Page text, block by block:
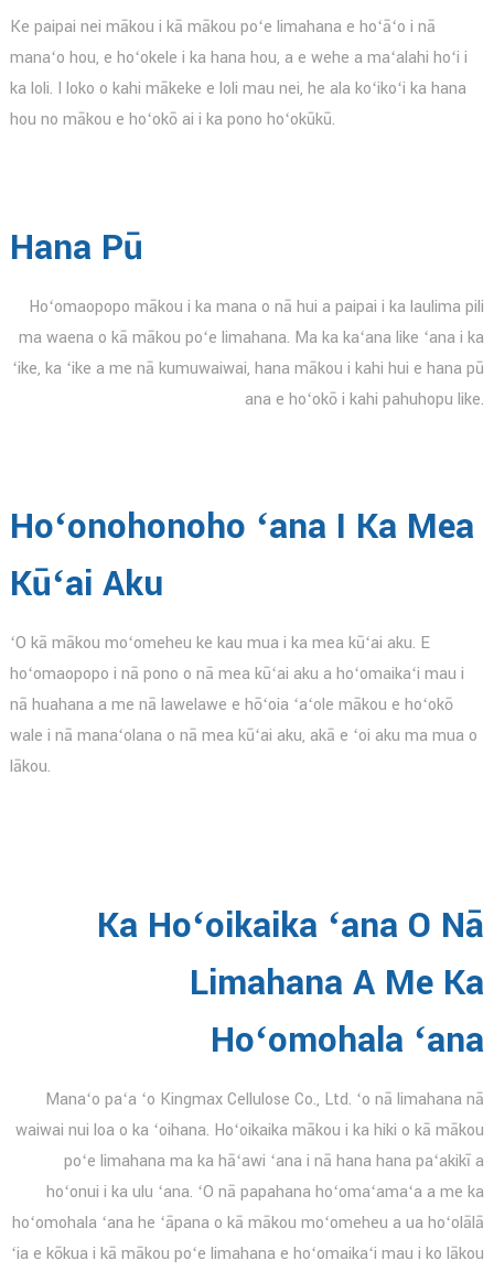
Ke paipai nei mākou i kā mākou poʻe limahana e hoʻāʻo i nā
manaʻo hou, e hoʻokele i ka hana hou, a e wehe a maʻalahi hoʻi i
ka loli. I loko o kahi mākeke e loli mau nei, he ala koʻikoʻi ka hana
hou no mākou e hoʻokō ai i ka pono hoʻokūkū.
Hana Pū
Hoʻomaopopo mākou i ka mana o nā hui a paipai i ka laulima pili
ma waena o kā mākou poʻe limahana. Ma ka kaʻana like ʻana i ka
ʻike, ka ʻike a me nā kumuwaiwai, hana mākou i kahi hui e hana pū
ana e hoʻokō i kahi pahuhopu like.
Hoʻonohonoho ʻana I Ka Mea
Kūʻai Aku
ʻO kā mākou moʻomeheu ke kau mua i ka mea kūʻai aku. E
hoʻomaopopo i nā pono o nā mea kūʻai aku a hoʻomaikaʻi mau i
nā huahana a me nā lawelawe e hōʻoia ʻaʻole mākou e hoʻokō
wale i nā manaʻolana o nā mea kūʻai aku, akā e ʻoi aku ma mua o
lākou.
Ka Hoʻoikaika ʻana O Nā
Limahana A Me Ka
Hoʻomohala ʻana
Manaʻo paʻa ʻo Kingmax Cellulose Co., Ltd. ʻo nā limahana nā
waiwai nui loa o ka ʻoihana. Hoʻoikaika mākou i ka hiki o kā mākou
poʻe limahana ma ka hāʻawi ʻana i nā hana hana paʻakikī a
hoʻonui i ka ulu ʻana. ʻO nā papahana hoʻomaʻamaʻa a me ka
hoʻomohala ʻana he ʻāpana o kā mākou moʻomeheu a ua hoʻolālā
ʻia e kōkua i kā mākou poʻe limahana e hoʻomaikaʻi mau i ko lākou